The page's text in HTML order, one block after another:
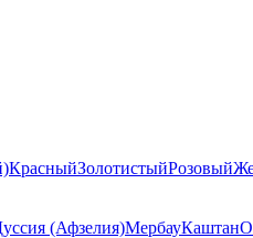
КрасныйЗолотистыйРозовый
(Афзелия)МербауКаштан